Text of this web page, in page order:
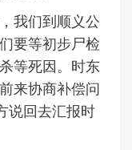
我们到顺义公
要等初步尸检
等死因。时东
来协商补偿问
说回去汇报时